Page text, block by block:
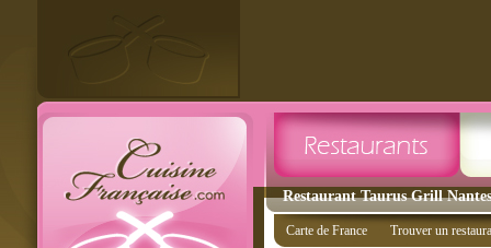
Restaurant Taurus Grill
Carte de France Trouver un